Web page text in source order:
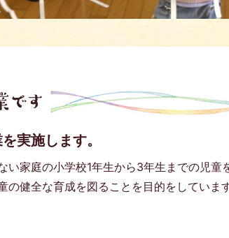
実施します。
い家庭の小学校1年生から3年生までの児童
の健全な育成を図ることを目的をしています